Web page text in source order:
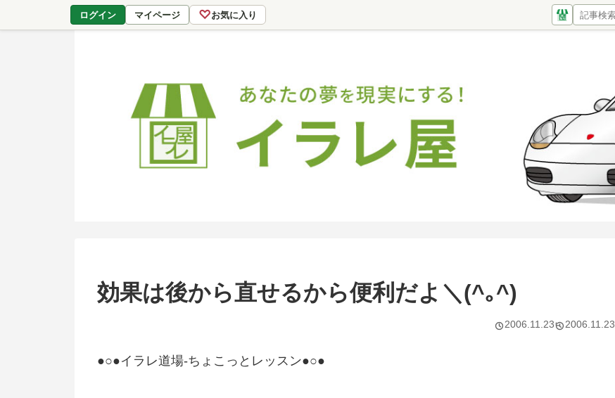
ログイン マイページ ♡お気に入り
効果は後から直せるから便利だよ＼(^｡^)
2006.11.23 2006.11.23
●○●イラレ道場-ちょこっとレッスン●○●